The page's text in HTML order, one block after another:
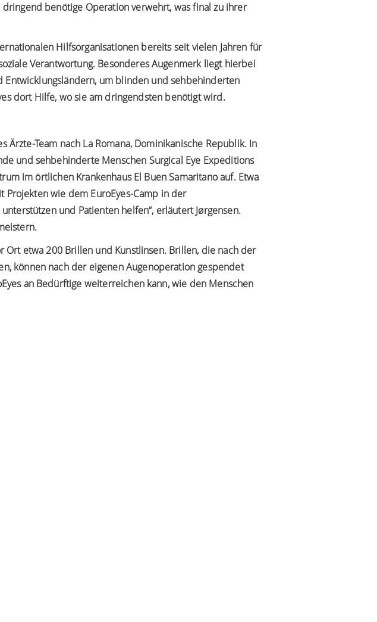
benötige Operation verwehrt, was final zu ihrer
Hilfsorganisationen bereits seit vielen Jahren für
Verantwortung. Besonderes Augenmerk liegt hierbei
Entwicklungsländern, um blinden und sehbehinderten
dort Hilfe, wo sie am dringendsten benötigt wird.
Team nach La Romana, Dominikanische Republik. In
und sehbehinderte Menschen Surgical Eye Expeditions
im örtlichen Krankenhaus El Buen Samaritano auf. Etwa
wie dem EuroEyes-Camp in der
und Patienten helfen“, erläutert Jørgensen.
etwa 200 Brillen und Kunstlinsen. Brillen, die nach der
können nach der eigenen Augenoperation gespendet
an Bedürftige weiterreichen kann, wie den Menschen